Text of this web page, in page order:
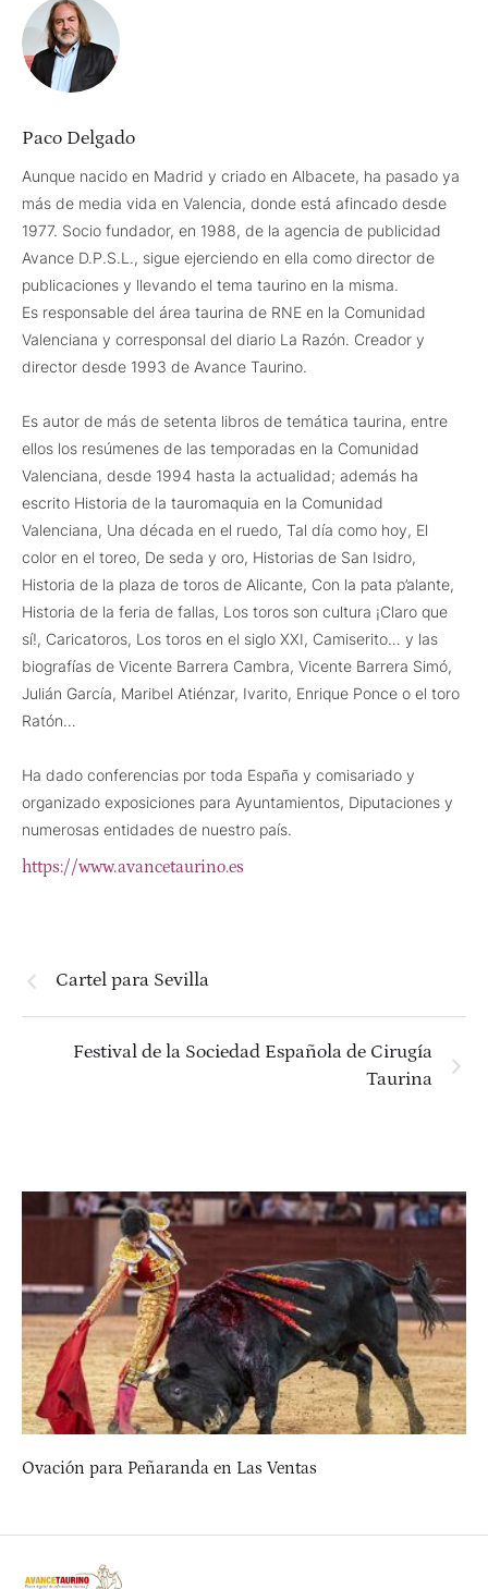
Paco Delgado
Aunque nacido en Madrid y criado en Albacete, ha pasado ya
más de media vida en Valencia, donde está afincado desde
1977. Socio fundador, en 1988, de la agencia de publicidad
Avance D.P.S.L., sigue ejerciendo en ella como director de
publicaciones y llevando el tema taurino en la misma.
Es responsable del área taurina de RNE en la Comunidad
Valenciana y corresponsal del diario La Razón. Creador y
director desde 1993 de Avance Taurino.
Es autor de más de setenta libros de temática taurina, entre
ellos los resúmenes de las temporadas en la Comunidad
Valenciana, desde 1994 hasta la actualidad; además ha
escrito Historia de la tauromaquia en la Comunidad
Valenciana, Una década en el ruedo, Tal día como hoy, El
color en el toreo, De seda y oro, Historias de San Isidro,
Historia de la plaza de toros de Alicante, Con la pata p’alante,
Historia de la feria de fallas, Los toros son cultura ¡Claro que
sí!, Caricatoros, Los toros en el siglo XXI, Camiserito… y las
biografías de Vicente Barrera Cambra, Vicente Barrera Simó,
Julián García, Maribel Atiénzar, Ivarito, Enrique Ponce o el toro
Ratón…
Ha dado conferencias por toda España y comisariado y
organizado exposiciones para Ayuntamientos, Diputaciones y
numerosas entidades de nuestro país.
https://www.avancetaurino.es
Cartel para Sevilla
Festival de la Sociedad Española de Cirugía
Taurina
Ovación para Peñaranda en Las Ventas